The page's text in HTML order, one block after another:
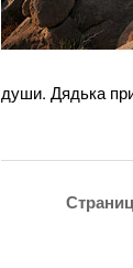
души. Дядька